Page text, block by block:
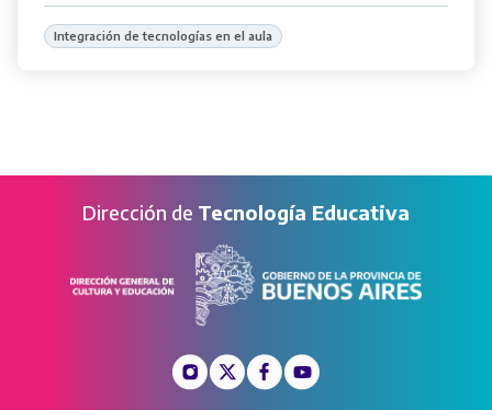
Integración de tecnologías en el aula
Dirección de Tecnología Educativa